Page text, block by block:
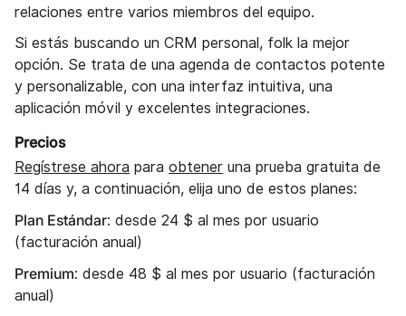
relaciones entre varios miembros del equipo.
Si estás buscando un CRM personal, folk la mejor
opción. Se trata de una agenda de contactos potente
y personalizable, con una interfaz intuitiva, una
aplicación móvil y excelentes integraciones.
Precios
Regístrese ahora para obtener una prueba gratuita de
14 días y, a continuación, elija uno de estos planes:
Plan Estándar: desde 24 $ al mes por usuario
(facturación anual)
Premium: desde 48 $ al mes por usuario (facturación
anual)